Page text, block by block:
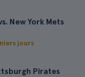
New York Mets
jours
Pirates